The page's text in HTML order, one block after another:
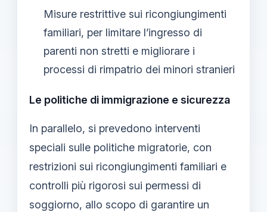
Misure restrittive sui ricongiungimenti
familiari, per limitare l’ingresso di
parenti non stretti e migliorare i
processi di rimpatrio dei minori stranieri
Le politiche di immigrazione e sicurezza
In parallelo, si prevedono interventi
speciali sulle politiche migratorie, con
restrizioni sui ricongiungimenti familiari e
controlli più rigorosi sui permessi di
soggiorno, allo scopo di garantire un